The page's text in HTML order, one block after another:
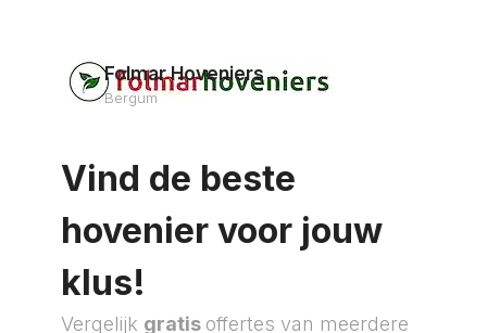
Folmar Hoveniers
Bergum
Vind de beste
hovenier voor jouw
klus!
Vergelijk gratis offertes van meerdere